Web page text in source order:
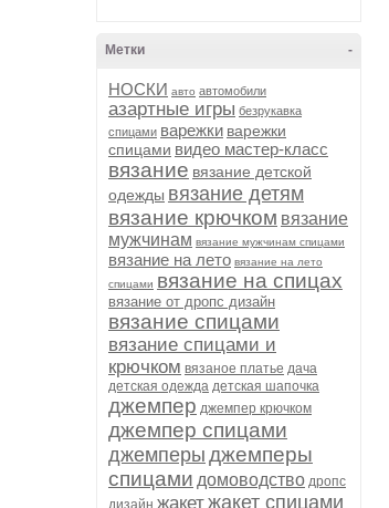
-
Метки
НОСКИ авто автомобили
азартные игры безрукавка
спицами варежки варежки
спицами видео мастер-класс
вязание вязание детской
одежды вязание детям
вязание крючком вязание
мужчинам вязание мужчинам спицами
вязание на лето вязание на лето
спицами вязание на спицах
вязание от дропс дизайн
вязание спицами
вязание спицами и
крючком вязаное платье дача
детская одежда детская шапочка
джемпер джемпер крючком
джемпер спицами
джемперы джемперы
спицами домоводство дропс
дизайн жакетжакет спицами